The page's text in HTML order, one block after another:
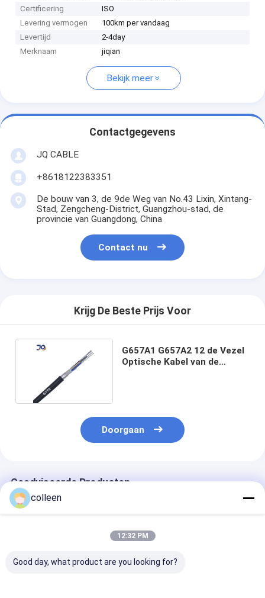
Certificering
ISO
Levering vermogen
100km per vandaag
Levertijd
2-4day
Merknaam
jiqian
Bekijk meer
Contactgegevens
JQ CABLE
+8618122383351
De bouw van 3, de 9de Weg van No.43 Lixin, Xintang-
Stad, Zengcheng-District, Guangzhou-stad, de
provincie van Guangdong, China
Contact nu
Krijg De Beste Prijs Voor
G657A1 G657A2 12 de Vezel
Optische Kabel van de
Doorgaan
Geadviseerde Producten
colleen
12:32 PM
Good day, what product are you looking for?